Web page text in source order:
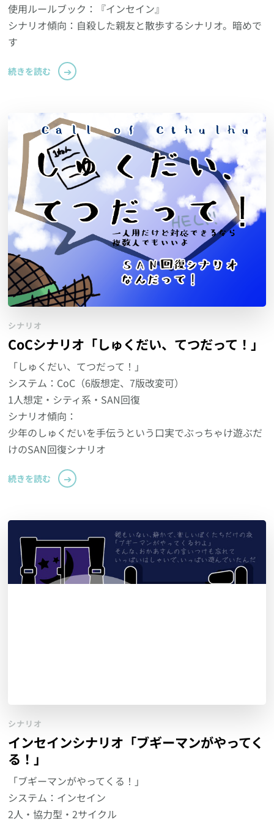
使用ルールブック：『インセイン』
シナリオ傾向：自殺した親友と散歩するシナリオ。暗めで
す
続きを読む
シナリオ
CoCシナリオ「しゅくだい、てつだって！」
「しゅくだい、てつだって！」
システム：CoC（6版想定、7版改変可）
1人想定・シティ系・SAN回復
シナリオ傾向：
少年のしゅくだいを手伝うという口実でぶっちゃけ遊ぶだ
けのSAN回復シナリオ
続きを読む
シナリオ
インセインシナリオ「ブギーマンがやってく
る！」
「ブギーマンがやってくる！」
システム：インセイン
2人・協力型・2サイクル